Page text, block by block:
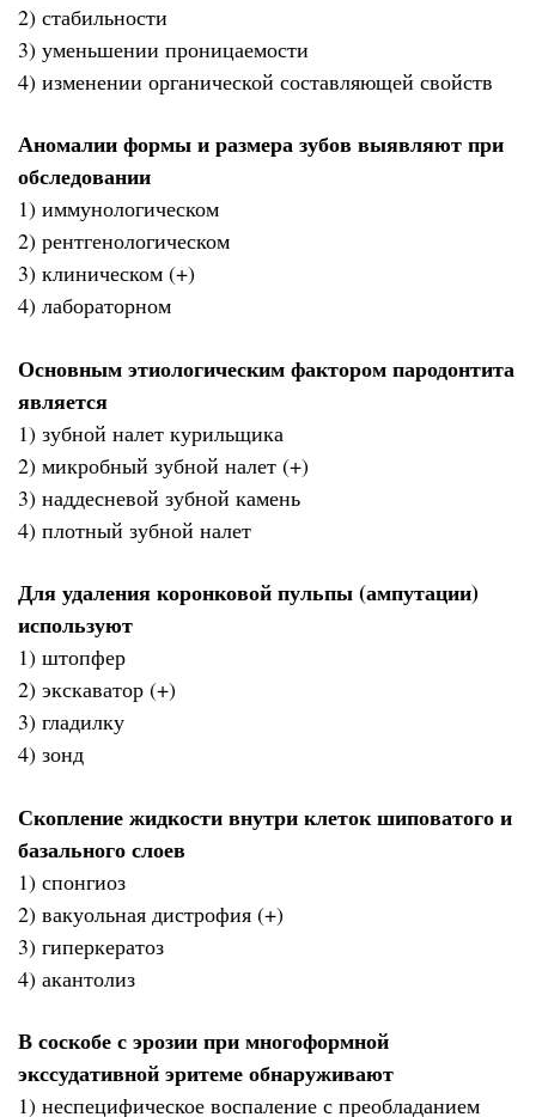
2) стабильности
3) уменьшении проницаемости
4) изменении органической составляющей свойств
Аномалии формы и размера зубов выявляют при
обследовании
1) иммунологическом
2) рентгенологическом
3) клиническом (+)
4) лабораторном
Основным этиологическим фактором пародонтита
является
1) зубной налет курильщика
2) микробный зубной налет (+)
3) наддесневой зубной камень
4) плотный зубной налет
Для удаления коронковой пульпы (ампутации)
используют
1) штопфер
2) экскаватор (+)
3) гладилку
4) зонд
Скопление жидкости внутри клеток шиповатого и
базального слоев
1) спонгиоз
2) вакуольная дистрофия (+)
3) гиперкератоз
4) акантолиз
В соскобе с эрозии при многоформной
экссудативной эритеме обнаруживают
1) неспецифическое воспаление с преобладанием